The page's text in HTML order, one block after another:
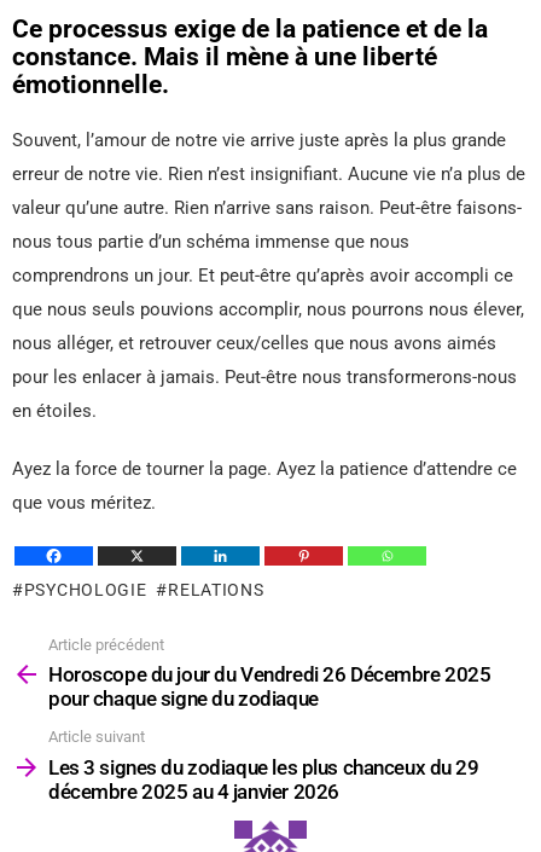
Ce processus exige de la patience et de la
constance. Mais il mène à une liberté
émotionnelle.
Souvent, l’amour de notre vie arrive juste après la plus grande
erreur de notre vie. Rien n’est insignifiant. Aucune vie n’a plus de
valeur qu’une autre. Rien n’arrive sans raison. Peut-être faisons-
nous tous partie d’un schéma immense que nous
comprendrons un jour. Et peut-être qu’après avoir accompli ce
que nous seuls pouvions accomplir, nous pourrons nous élever,
nous alléger, et retrouver ceux/celles que nous avons aimés
pour les enlacer à jamais. Peut-être nous transformerons-nous
en étoiles.
Ayez la force de tourner la page. Ayez la patience d’attendre ce
que vous méritez.
PSYCHOLOGIE RELATIONS
plus
Article précédent
Horoscope du jour du Vendredi 26 Décembre 2025
pour chaque signe du zodiaque
Article suivant
Les 3 signes du zodiaque les plus chanceux du 29
décembre 2025 au 4 janvier 2026